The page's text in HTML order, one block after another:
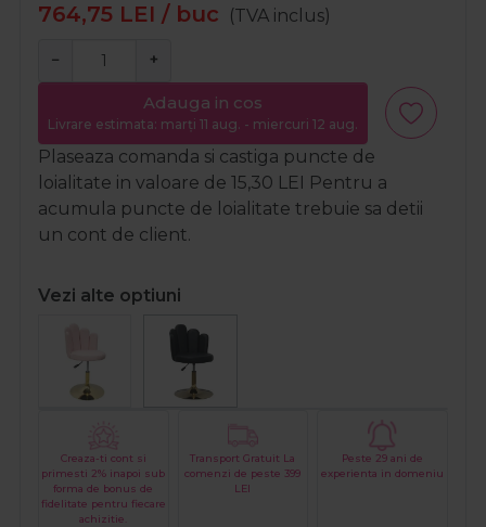
764,75 LEI / buc (TVA inclus)
− +
Adauga in cos
Livrare estimata: marți 11 aug. - miercuri 12 aug.
Plaseaza comanda si castiga puncte de
loialitate in valoare de 15,30 LEI Pentru a
acumula puncte de loialitate trebuie sa detii
un cont de client.
Vezi alte optiuni
Creaza-ti cont si
primesti 2% inapoi sub
forma de bonus de
fidelitate pentru fiecare
achizitie.
Transport Gratuit La
comenzi de peste 399
LEI
Peste 29 ani de
experienta in domeniu